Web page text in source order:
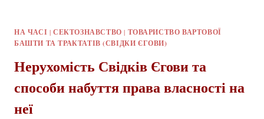
НА ЧАСІ | СЕКТОЗНАВСТВО | ТОВАРИСТВО ВАРТОВОЇ
БАШТИ ТА ТРАКТАТІВ (СВІДКИ ЄГОВИ)
Нерухомість Свідків Єгови та
способи набуття права власності на
неї